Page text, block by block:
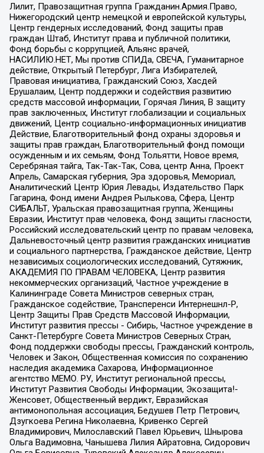
Лилит, Правозащитная группа Гражданин.Армия.Право,
Нижегородский центр немецкой и европейской культуры,
Центр гендерных исследований, Фонд защиты прав
граждан Штаб, Институт права и публичной политики,
Фонд борьбы с коррупцией, Альянс врачей,
НАСИЛИЮ.НЕТ, Мы против СПИДа, СВЕЧА, Гуманитарное
действие, Открытый Петербург, Лига Избирателей,
Правовая инициатива, Гражданский Союз, Хасдей
Ерушалаим, Центр поддержки и содействия развитию
средств массовой информации, Горячая Линия, В защиту
прав заключенных, Институт глобализации и социальных
движений, Центр социально-информационных инициатив
Действие, Благотворительный фонд охраны здоровья и
защиты прав граждан, Благотворительный фонд помощи
осужденным и их семьям, Фонд Тольятти, Новое время,
Серебряная тайга, Так-Так-Так, Сова, центр Анна, Проект
Апрель, Самарская губерния, Эра здоровья, Мемориал,
Аналитический Центр Юрия Левады, Издательство Парк
Гагарина, Фонд имени Андрея Рылькова, Сфера, Центр
СИБАЛЬТ, Уральская правозащитная группа, Женщины
Евразии, Институт прав человека, Фонд защиты гласности,
Российский исследовательский центр по правам человека,
Дальневосточный центр развития гражданских инициатив
и социального партнерства, Гражданское действие, Центр
независимых социологических исследований, Сутяжник,
АКАДЕМИЯ ПО ПРАВАМ ЧЕЛОВЕКА, Центр развития
некоммерческих организаций, Частное учреждение в
Калининграде Совета Министров северных стран,
Гражданское содействие, Трансперенси Интернешнл-Р,
Центр Защиты Прав Средств Массовой Информации,
Институт развития прессы - Сибирь, Частное учреждение в
Санкт-Петербурге Совета Министров Северных Стран,
Фонд поддержки свободы прессы, Гражданский контроль,
Человек и Закон, Общественная комиссия по сохранению
наследия академика Сахарова, Информационное
агентство МЕМО. РУ, Институт региональной прессы,
Институт Развития Свободы Информации, Экозащита!-
Женсовет, Общественный вердикт, Евразийская
антимонопольная ассоциация, Бедушев Петр Петрович,
Дзугкоева Регина Николаевна, Кривенко Сергей
Владимирович, Милославский Павел Юрьевич, Шнырова
Ольга Вадимовна, Чанышева Лилия Айратовна, Сидорович